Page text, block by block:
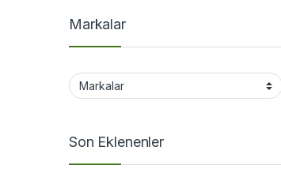
Markalar
Son Eklenenler